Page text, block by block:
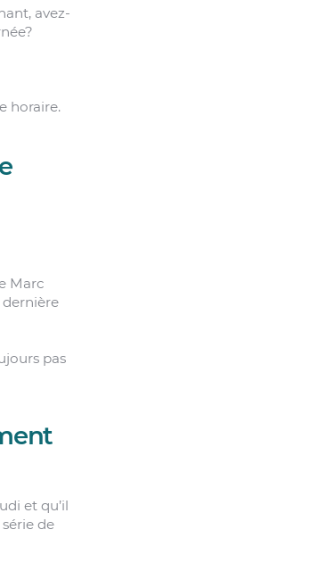
avez-
horaire.
Marc
dernière
pas
et qu’il
de